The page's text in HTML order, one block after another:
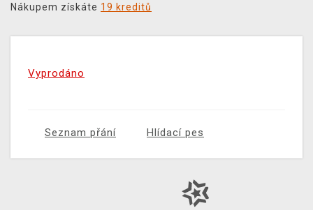
Nákupem získáte 19 kreditů
Vyprodáno
Seznam přání Hlídací pes